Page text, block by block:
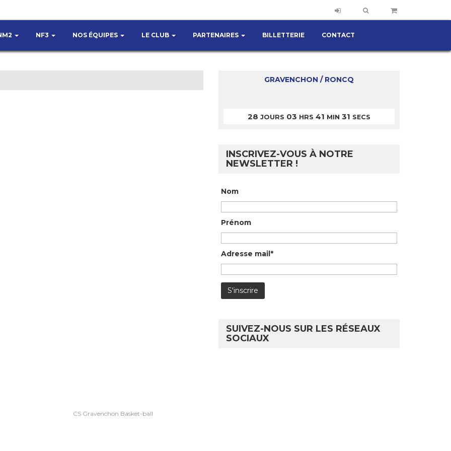
NF3 NOS ÉQUIPES LE CLUB PARTENAIRES BILLETTERIE CONTACT
GRAVENCHON / RONCQ
28 JOURS 03 HRS 41 MIN 31 SECS
INSCRIVEZ-VOUS À NOTRE
NEWSLETTER !
Nom
Prénom
Adresse mail*
SUIVEZ-NOUS SUR LES RÉSEAUX
SOCIAUX
CS Gravenchon Basket-ball